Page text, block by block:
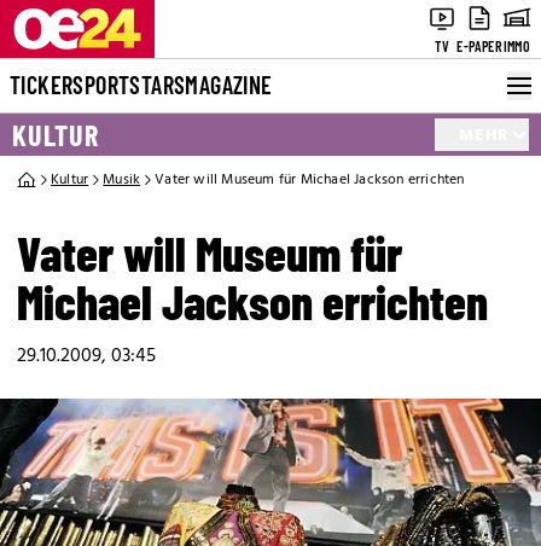
TV E-PAPERIMMO
TICKERSPORTSTARSMAGAZINE
KULTUR
Kultur Musik Vater will Museum für Michael Jackson errichten
Vater will Museum für
Michael Jackson errichten
29.10.2009, 03:45